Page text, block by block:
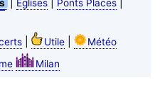
Églises| Ponts Places|
| Utile|
Météo
Milan